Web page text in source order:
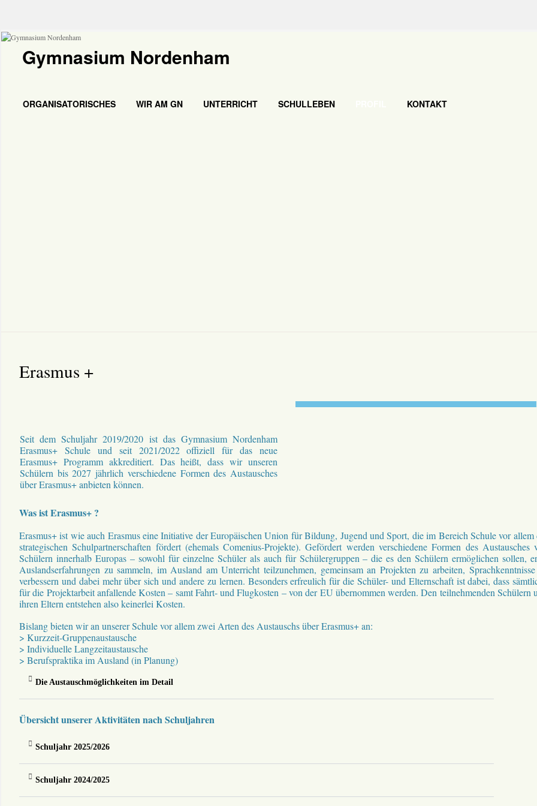
Gymnasium Nordenham
ORGANISATORISCHES WIR AM GN UNTERRICHT SCHULLEBEN KONTAKT
Erasmus +
Seit dem Schuljahr 2019/2020 ist das Gymnasium Nordenham
Erasmus+ Schule und seit 2021/2022 offiziell für das neue
Erasmus+ Programm akkreditiert. Das heißt, dass wir unseren
Schülern bis 2027 jährlich verschiedene Formen des Austausches
über Erasmus+ anbieten können.
Was ist Erasmus+ ?
Erasmus+ ist wie auch Erasmus eine Initiative der Europäischen Union für Bildung, Jugend und Sport, die im Bereich Schule vor allem
strategischen Schulpartnerschaften fördert (ehemals Comenius-Projekte). Gefördert werden verschiedene Formen des Austausches
Schülern innerhalb Europas – sowohl für einzelne Schüler als auch für Schülergruppen – die es den Schülern ermöglichen sollen,
Auslandserfahrungen zu sammeln, im Ausland am Unterricht teilzunehmen, gemeinsam an Projekten zu arbeiten,
verbessern und dabei mehr über sich und andere zu lernen. Besonders erfreulich für die Schüler- und Elternschaft ist dabei, dass
für die Projektarbeit anfallende Kosten – samt Fahrt- und Flugkosten – von der EU übernommen werden. Den teilnehmenden Schülern
ihren Eltern entstehen also keinerlei Kosten.
Bislang bieten wir an unserer Schule vor allem zwei Arten des Austauschs über Erasmus+ an:
> Kurzzeit-Gruppenaustausche
> Individuelle Langzeitaustausche
> Berufspraktika im Ausland (in Planung)
Die Austauschmöglichkeiten im Detail
Übersicht unserer Aktivitäten nach Schuljahren
Schuljahr 2025/2026
Schuljahr 2024/2025